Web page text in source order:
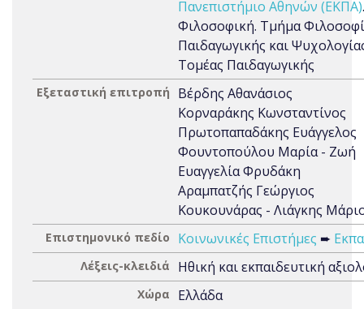
Πανεπιστήμιο Αθηνών (ΕΚΠΑ)
Φιλοσοφική. Τμήμα
Παιδαγωγικής και
Τομέας Παιδαγωγικής
Εξεταστική επιτροπή
Βέρδης Αθανάσιος
Κορναράκης Κωνσταντίνος
Πρωτοπαπαδάκης Ευάγγελος
Φουντοπούλου Μαρία - Ζωή
Ευαγγελία Φρυδάκη
Αραμπατζής Γεώργιος
Κουκουνάρας - Λιάγκης
Επιστημονικό πεδίο Κοινωνικές Επιστήμες ➨
Λέξεις-κλειδιά Ηθική και εκπαιδευτική
Χώρα Ελλάδα